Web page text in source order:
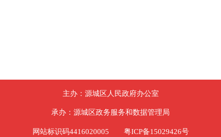
主办：源城区人民政府办公室
承办：源城区政务服务和数据管理局
网站标识码4416020005 粤ICP备15029426号